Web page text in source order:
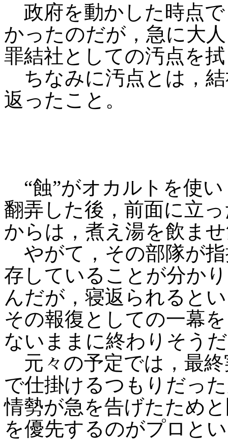
政府を動かした時点で
かったのだが，急に大
罪結社としての汚点を
ちなみに汚点とは，
返ったこと。
“蝕”がオカルトを使
翻弄した後，前面に立
からは，煮え湯を飲ま
やがて，その部隊が
存していることが分か
んだが，寝返られると
その報復としての一幕
ないままに終わりそう
元々の予定では，最
で仕掛けるつもりだっ
情勢が急を告げたため
を優先するのがプロと